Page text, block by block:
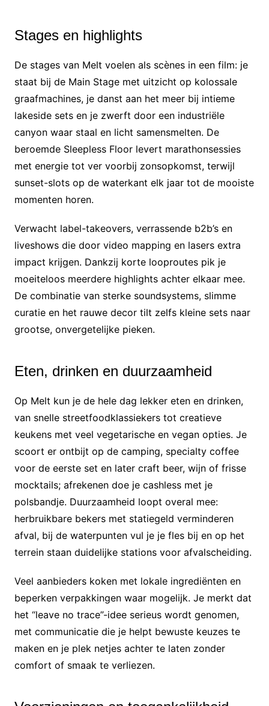
Stages en highlights
De stages van Melt voelen als scènes in een film: je
staat bij de Main Stage met uitzicht op kolossale
graafmachines, je danst aan het meer bij intieme
lakeside sets en je zwerft door een industriële
canyon waar staal en licht samensmelten. De
beroemde Sleepless Floor levert marathonsessies
met energie tot ver voorbij zonsopkomst, terwijl
sunset-slots op de waterkant elk jaar tot de mooiste
momenten horen.
Verwacht label-takeovers, verrassende b2b’s en
liveshows die door video mapping en lasers extra
impact krijgen. Dankzij korte looproutes pik je
moeiteloos meerdere highlights achter elkaar mee.
De combinatie van sterke soundsystems, slimme
curatie en het rauwe decor tilt zelfs kleine sets naar
grootse, onvergetelijke pieken.
Eten, drinken en duurzaamheid
Op Melt kun je de hele dag lekker eten en drinken,
van snelle streetfoodklassiekers tot creatieve
keukens met veel vegetarische en vegan opties. Je
scoort er ontbijt op de camping, specialty coffee
voor de eerste set en later craft beer, wijn of frisse
mocktails; afrekenen doe je cashless met je
polsbandje. Duurzaamheid loopt overal mee:
herbruikbare bekers met statiegeld verminderen
afval, bij de waterpunten vul je je fles bij en op het
terrein staan duidelijke stations voor afvalscheiding.
Veel aanbieders koken met lokale ingrediënten en
beperken verpakkingen waar mogelijk. Je merkt dat
het “leave no trace”-idee serieus wordt genomen,
met communicatie die je helpt bewuste keuzes te
maken en je plek netjes achter te laten zonder
comfort of smaak te verliezen.